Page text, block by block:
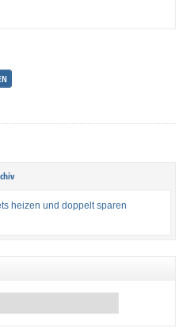
heizen und doppelt sparen